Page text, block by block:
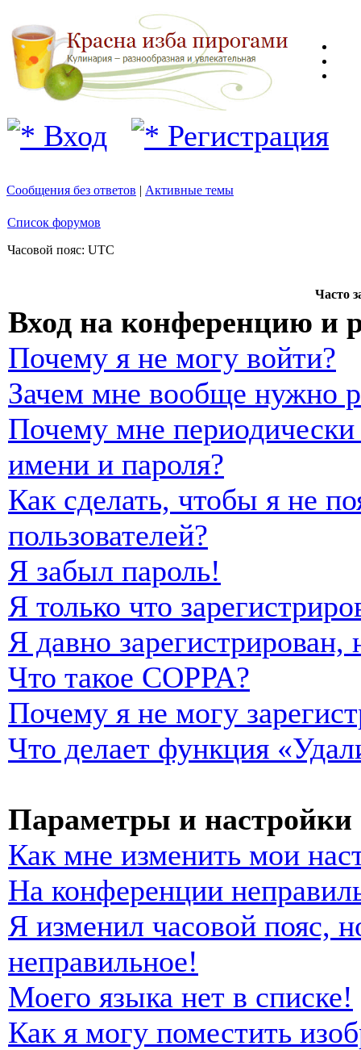
Вход Регистрация
Сообщения без ответов | Активные темы
Список форумов
Часовой пояс: UTC
Часто
Вход на конференцию и
Почему я не могу войти?
Зачем мне вообще нужно
Почему мне периодически
имени и пароля?
Как сделать, чтобы я не
пользователей?
Я забыл пароль!
Я только что
Я давно
Что такое COPPA?
Почему я не могу
Что делает функция
Параметры и настройки
Как мне изменить мои
На конференции
Я изменил часовой пояс,
неправильное!
Моего языка нет в списке!
Как я могу поместить